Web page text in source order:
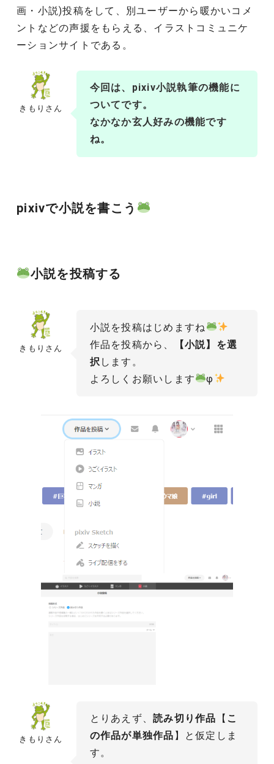
画・小説)投稿をして、別ユーザーから暖かいコメ
ントなどの声援をもらえる、イラストコミュニケ
ーションサイトである。
きもりさん
今回は、pixiv小説執筆の機能に
ついてです。
なかなか玄人好みの機能です
ね。
pixivで小説を書こう
小説を投稿する
きもりさん
小説を投稿はじめますね
作品を投稿から、
【小説】を選
択 します。
よろしくお願いします
φ
きもりさん
とりあえず、読み切り作品 【 こ
の作品が単独作品 】と仮定しま
す。